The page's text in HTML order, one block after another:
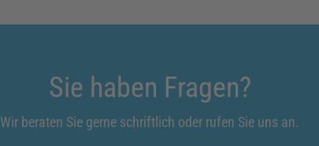
Sie haben Fragen?
Wir beraten Sie gerne schriftlich oder rufen Sie uns an.